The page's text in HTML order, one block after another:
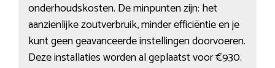
onderhoudskosten. De minpunten zijn: het
aanzienlijke zoutverbruik, minder efficiëntie en je
kunt geen geavanceerde instellingen doorvoeren.
Deze installaties worden al geplaatst voor €930.